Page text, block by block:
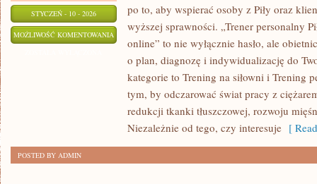
STYCZEŃ - 10 - 2026
MOŻLIWOŚĆ KOMENTOWANIA POWRÓT
FORMY
po to, aby wspierać osoby z Piły oraz
wyższej sprawności. „Trener personalny
online” to nie wyłącznie hasło, ale
o plan, diagnozę i indywidualizację do
kategorie to Trening na siłowni i Trening
tym, by odczarować świat pracy z
redukcji tkanki tłuszczowej, rozwoju
Niezależnie od tego, czy interesuje [
POSTED BY ADMIN